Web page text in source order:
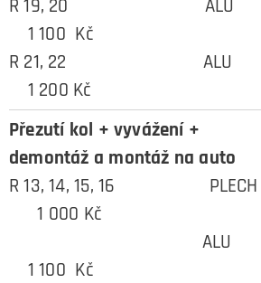
R 19, 20 ALU
1 100 Kč
R 21, 22 ALU
1 200 Kč
Přezutí kol + vyvážení +
demontáž a montáž na auto
R 13, 14, 15, 16 PLECH
1 000 Kč
ALU
1 100 Kč